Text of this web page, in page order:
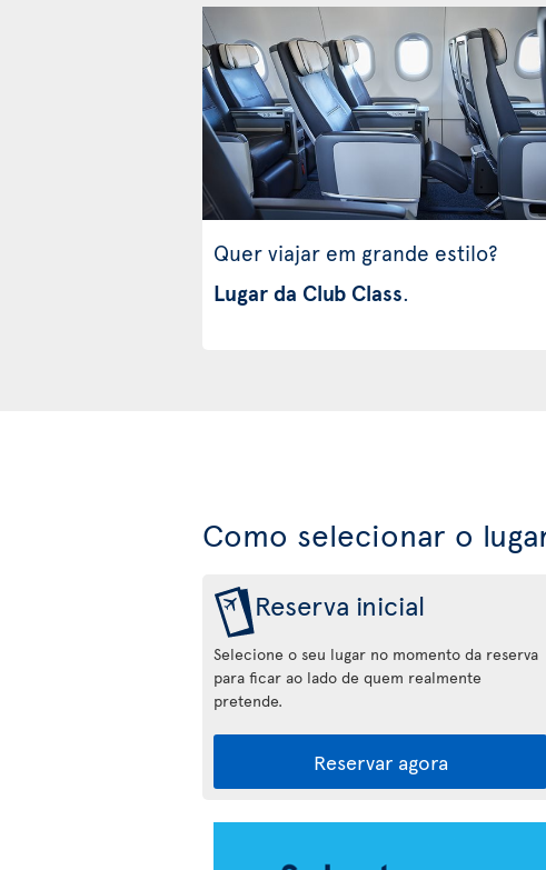
Quer viajar em grande estilo?
Lugar da Club Class.
Como selecionar o
Reserva inicial
Selecione o seu lugar no momento da reserva
para ficar ao lado de quem realmente
pretende.
Reservar agora